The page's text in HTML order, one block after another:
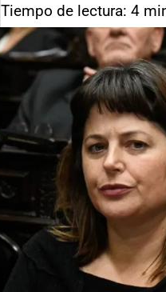
Tiempo de lectura: 4